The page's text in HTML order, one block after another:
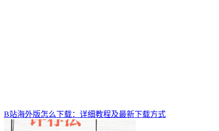
B站海外版怎么下载：详细教程及最新下载方式